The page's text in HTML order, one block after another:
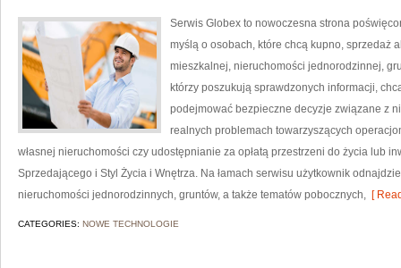
Serwis Globex to nowoczesna strona
myślą o osobach, które chcą kupno, sprzedaż
mieszkalnej, nieruchomości jednorodzinnej,
którzy poszukują sprawdzonych informacji,
podejmować bezpieczne decyzje związane z
realnych problemach towarzyszących
własnej nieruchomości czy udostępnianie za opłatą przestrzeni do życia lub
Sprzedającego i Styl Życia i Wnętrza. Na łamach serwisu użytkownik
nieruchomości jednorodzinnych, gruntów, a także tematów pobocznych, [
CATEGORIES: NOWE TECHNOLOGIE